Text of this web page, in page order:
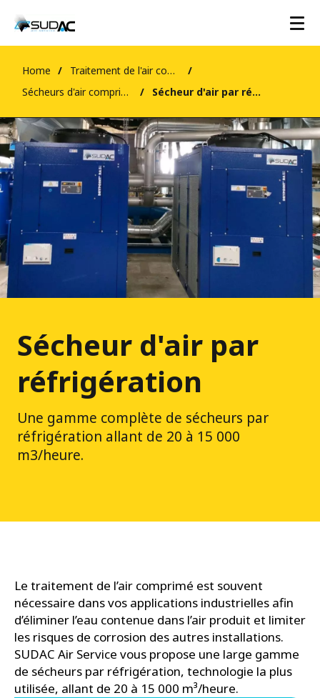
Home
Traitement de l'air comprimé
Sécheurs d'air comprimé
Sécheur d'air par réfrigération
Sécheur d'air par
réfrigération
Une gamme complète de sécheurs par
réfrigération allant de 20 à 15 000
m3/heure.
Le traitement de l’air comprimé est souvent
nécessaire dans vos applications industrielles afin
d’éliminer l’eau contenue dans l’air produit et limiter
les risques de corrosion des autres installations.
SUDAC Air Service vous propose une large gamme
de sécheurs par réfrigération, technologie la plus
utilisée, allant de 20 à 15 000 m³/heure.